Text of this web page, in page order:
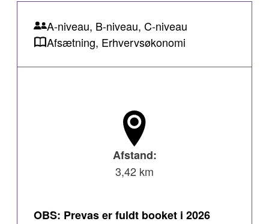
A-niveau, B-niveau, C-niveau
Afsætning, Erhvervsøkonomi
Afstand:
3,42 km
OBS: Prevas er fuldt booket i 2026